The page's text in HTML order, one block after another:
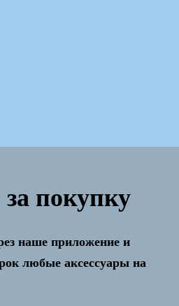
бесплатно!
покупку
наше приложение и
любые аксессуары на